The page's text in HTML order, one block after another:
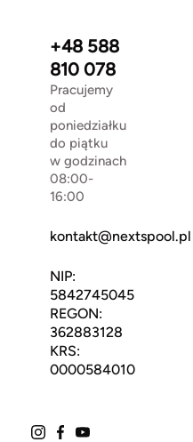
+48 588
810 078
Pracujemy
od
poniedziałku
do piątku
w godzinach
08:00-
16:00
kontakt@nextspool.pl
NIP:
5842745045
REGON:
362883128
KRS:
0000584010